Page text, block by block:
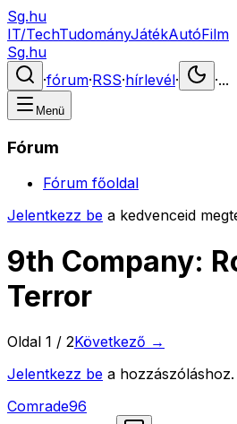
Sg.hu
IT/TechTudományJátékAutóFilm
Sg.hu
·fórum·RSS·hírlevél· ·...
Menü
Fórum
Fórum főoldal
Jelentkezz be a kedvenceid
9th Company:
Terror
Oldal 1 / 2Következő →
Jelentkezz be a hozzászóláshoz.
Comrade96